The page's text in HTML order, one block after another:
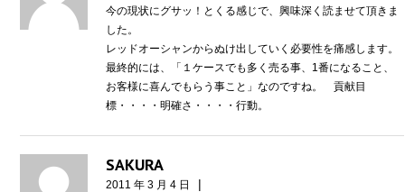
今の現状にグサッ！とくる感じで、興味深く読ませて頂きま
した。
レッドオーシャンからぬけ出していく必要性を痛感します。
最終的には、「１ケースでも多く売る事、1番になること、
お客様に喜んでもらう事こと」なのですね。 貢献目
標・・・・明確さ・・・・行動。
SAKURA
2011 年 3 月 4 日 |